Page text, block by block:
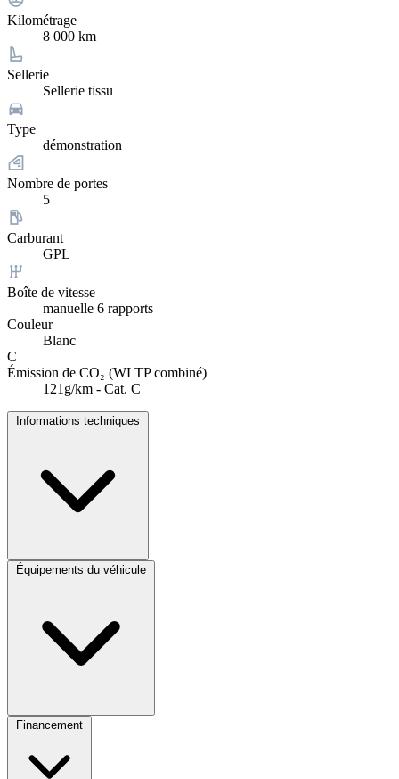
Kilométrage
8 000 km
Sellerie
Sellerie tissu
Type
démonstration
Nombre de portes
5
Carburant
GPL
Boîte de vitesse
manuelle 6 rapports
Couleur
Blanc
C
Émission de CO₂ (WLTP combiné)
121g/km - Cat. C
Informations techniques
Équipements du véhicule
Financement